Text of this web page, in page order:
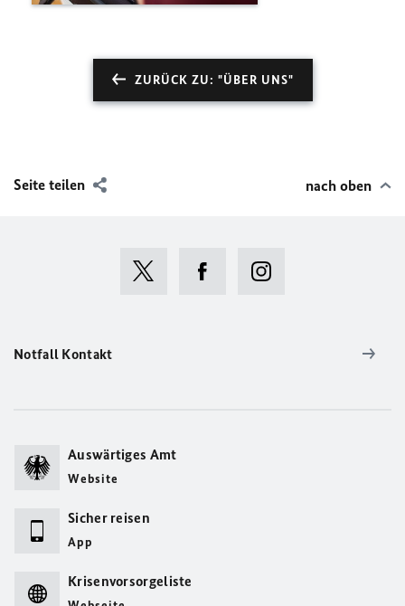
ZURÜCK ZU: "ÜBER UNS"
Seite teilen nach oben
Notfall Kontakt
Auswärtiges Amt
Website
Sicher reisen
App
Krisenvorsorgeliste